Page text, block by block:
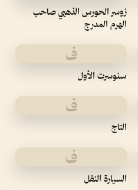
زوسر الحورس الذهبي صاحب
الهرم المدرج
ف
سنوسرت الأول
ف
التاج
ف
السيارة النقل